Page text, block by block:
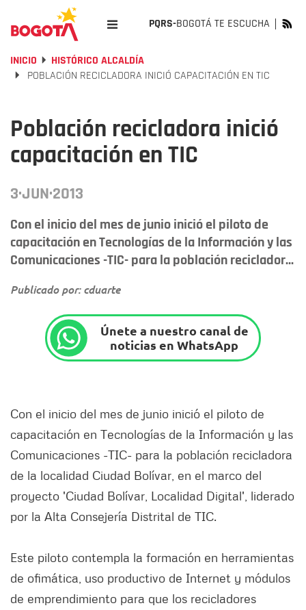
PQRS-BOGOTÁ TE ESCUCHA
INICIO
HISTÓRICO ALCALDÍA
POBLACIÓN RECICLADORA INICIÓ CAPACITACIÓN EN TIC
Población recicladora inició
capacitación en TIC
3·JUN·2013
Con el inicio del mes de junio inició el piloto de
capacitación en Tecnologías de la Información y las
Comunicaciones -TIC- para la población reciclador...
Publicado por: cduarte
Únete a nuestro canal de
noticias en WhatsApp
Con el inicio del mes de junio inició el piloto de
capacitación en Tecnologías de la Información y las
Comunicaciones -TIC- para la población recicladora
de la localidad Ciudad Bolívar, en el marco del
proyecto 'Ciudad Bolívar, Localidad Digital', liderado
por la Alta Consejería Distrital de TIC.
Este piloto contempla la formación en herramientas
de ofimática, uso productivo de Internet y módulos
de emprendimiento para que los recicladores